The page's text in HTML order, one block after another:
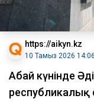
https://aikyn.kz
10 Тамыз 2026 14:06
Абай күнінде